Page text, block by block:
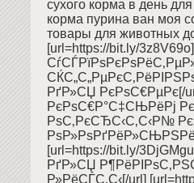
сухого корма в день
корма пурина ван моя
товары для животных
[url=https://bit.ly/
РґР»СЏ РєРѕС€РµРє[/
РєРѕС€Р°С‡СЊРёРј
РѕС‚РєСЂС‹С‚С‹Р№
[url=https://bit.ly/
РґР»СЏ
Р»РёСЃС‚С‹[/url]